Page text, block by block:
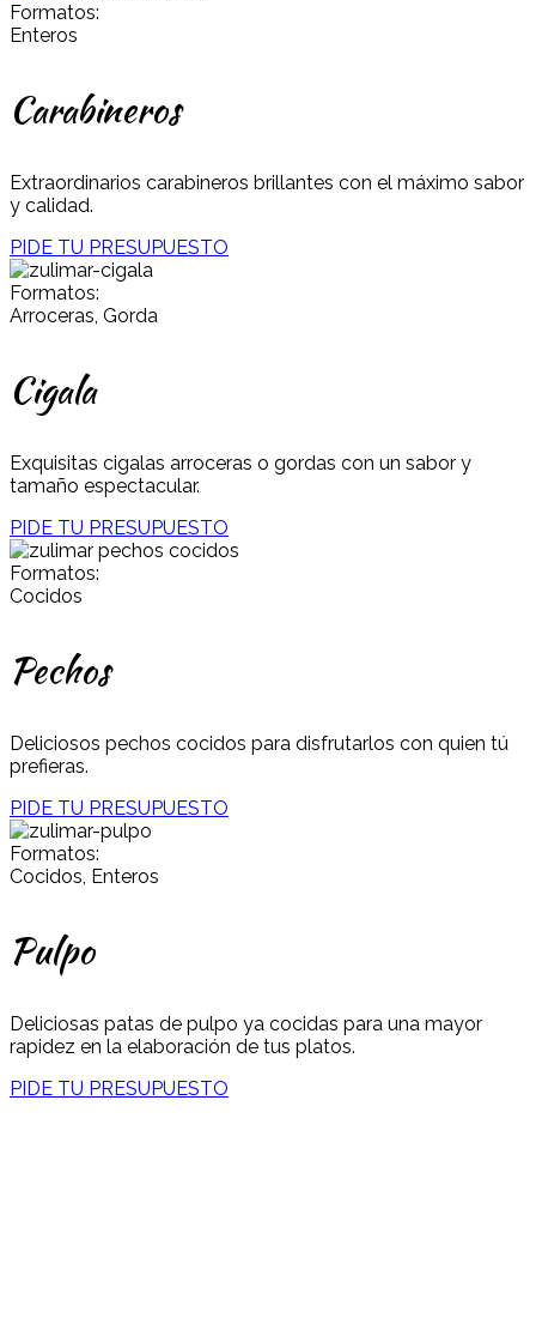
Formatos:
Enteros
Carabineros
Extraordinarios carabineros brillantes con el máximo sabor
y calidad.
PIDE TU PRESUPUESTO
Formatos:
Arroceras, Gorda
Cigala
Exquisitas cigalas arroceras o gordas con un sabor y
tamaño espectacular.
PIDE TU PRESUPUESTO
Formatos:
Cocidos
Pechos
Deliciosos pechos cocidos para disfrutarlos con quien tú
prefieras.
PIDE TU PRESUPUESTO
Formatos:
Cocidos, Enteros
Pulpo
Deliciosas patas de pulpo ya cocidas para una mayor
rapidez en la elaboración de tus platos.
PIDE TU PRESUPUESTO